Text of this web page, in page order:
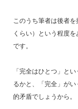
このうち筆者は後者を
くらい）という程度
です。
「完全はひとつ」と
るかと、「完全」が
的矛盾でしょうから。